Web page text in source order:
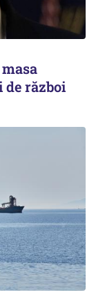
de război